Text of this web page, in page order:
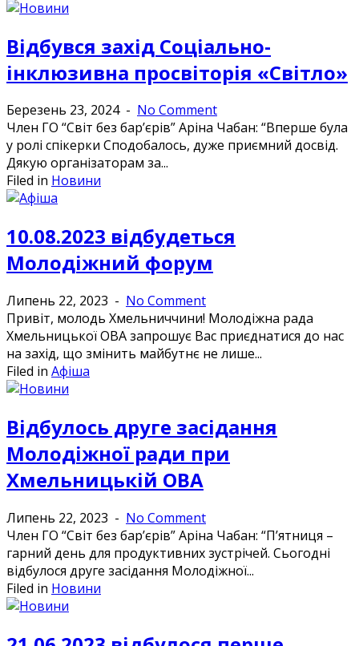
Відбувся захід Соціально-
інклюзивна просвіторія «Світло»
Березень 23, 2024- No Comment
Член ГО “Світ без бар’єрів” Аріна Чабан: “Вперше була
у ролі спікерки Сподобалось, дуже приємний досвід.
Дякую організаторам за...
Filed in Новини
10.08.2023 відбудеться
Молодіжний форум
Липень 22, 2023 - No Comment
Привіт, молодь Хмельниччини! Молодіжна рада
Хмельницької ОВА запрошує Вас приєднатися до нас
на захід, що змінить майбутнє не лише...
Filed in Афіша
Відбулось друге засідання
Молодіжної ради при
Хмельницькій ОВА
Липень 22, 2023 - No Comment
Член ГО “Світ без бар’єрів” Аріна Чабан: “П’ятниця –
гарний день для продуктивних зустрічей. Сьогодні
відбулося друге засідання Молодіжної...
Filed in Новини